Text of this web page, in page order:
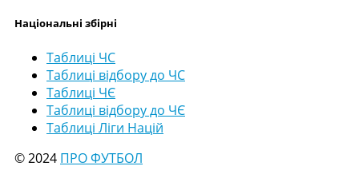
Національні збірні
Таблиці ЧС
Таблиці відбору до ЧС
Таблиці ЧЄ
Таблиці відбору до ЧЄ
Таблиці Ліги Націй
© 2024 ПРО ФУТБОЛ